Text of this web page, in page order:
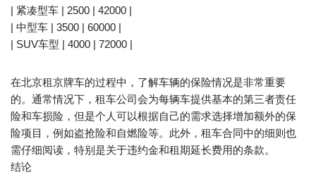
| 紧凑型车 | 2500 | 42000 |
| 中型车 | 3500 | 60000 |
| SUV车型 | 4000 | 72000 |
在北京租京牌车的过程中，了解车辆的保险情况是非常重要
的。通常情况下，租车公司会为每辆车提供基本的第三者责任
险和车损险，但是个人可以根据自己的需求选择增加额外的保
险项目，例如盗抢险和自燃险等。此外，租车合同中的细则也
需仔细阅读，特别是关于违约金和租期延长费用的条款。
结论